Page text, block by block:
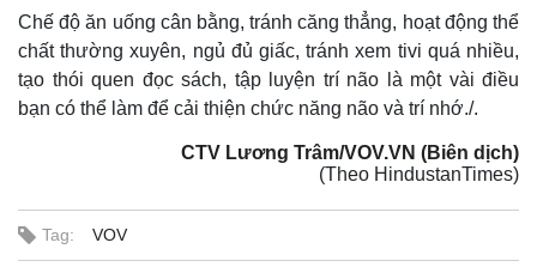
Chế độ ăn uống cân bằng, tránh căng thẳng, hoạt động thể
chất thường xuyên, ngủ đủ giấc, tránh xem tivi quá nhiều,
tạo thói quen đọc sách, tập luyện trí não là một vài điều
bạn có thể làm để cải thiện chức năng não và trí nhớ./.
CTV Lương Trâm/VOV.VN (Biên dịch)
(Theo HindustanTimes)
Tag: VOV